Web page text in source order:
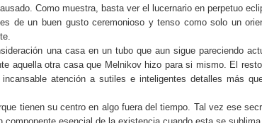
Como muestra, basta ver el lucernario en perpetuo
de un buen gusto ceremonioso y tenso como solo un
una casa en un tubo que aun sigue pareciendo
aquella otra casa que Melnikov hizo para si mismo. El
atención a sutiles e inteligentes detalles más
tienen su centro en algo fuera del tiempo. Tal vez ese
esencial de la existencia cuando esta se sublima.